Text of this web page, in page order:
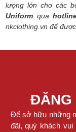
lượng lớn cho các
Uniform qua
nkclothing.vn để
ĐĂNG
Để sở hữu những
đãi, quý khách vui